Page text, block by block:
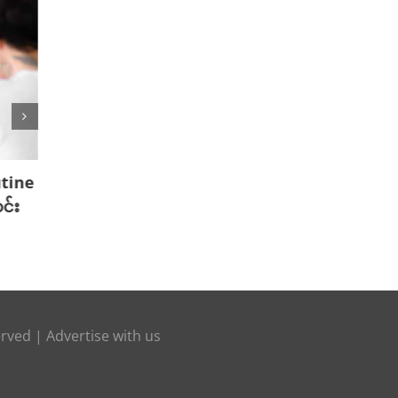
း
| Advertise with us